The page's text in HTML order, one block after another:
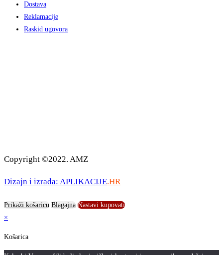
Dostava
Reklamacije
Raskid ugovora
Copyright ©2022. AMZ
Dizajn i izrada: APLIKACIJE.HR
Prikaži košaricu Blagajna Nastavi kupovati
×
Košarica